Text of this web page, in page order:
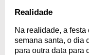
Realidade
Na realidade, a
semana santa, o dia
para outra data para